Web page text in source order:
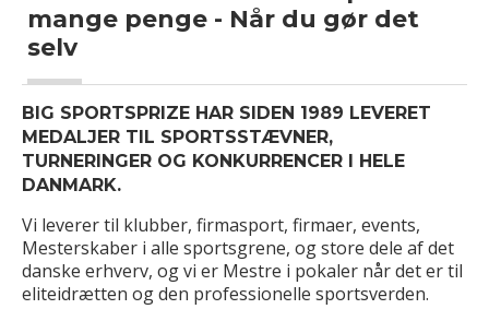
mange penge - Når du gør det
selv
BIG SPORTSPRIZE HAR SIDEN 1989 LEVERET
MEDALJER TIL SPORTSSTÆVNER,
TURNERINGER OG KONKURRENCER I HELE
DANMARK.
Vi leverer til klubber, firmasport, firmaer, events,
Mesterskaber i alle sportsgrene, og store dele af det
danske erhverv, og vi er Mestre i pokaler når det er til
eliteidrætten og den professionelle sportsverden.